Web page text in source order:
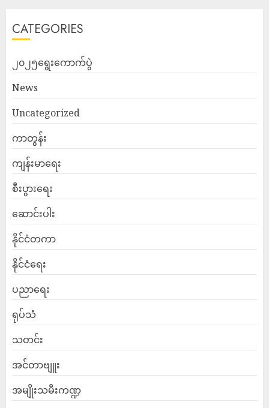
CATEGORIES
၂၀၂၅ရွေးကောက်ပွဲ
News
Uncategorized
ကာတွန်း
ကျန်းမာရေး
စီးပွားရေး
ဆောင်းပါး
နိုင်ငံတကာ
နိုင်ငံရေး
ပညာရေး
ရုပ်သံ
သတင်း
အင်တာဗျူး
အမျိုးသမီးကဏ္ဍ